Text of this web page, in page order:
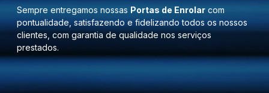
Sempre entregamos nossas Portas de Enrolar com
pontualidade, satisfazendo e fidelizando todos os nossos
clientes, com garantia de qualidade nos serviços
prestados.